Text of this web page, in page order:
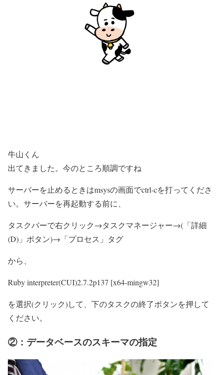
牛山くん
出てきました。今のところ順調ですね
サーバーを止めるときはmsysの画面でctrl-cを打ってくださ
い。サーバーを再起動する前に、
タスクバーで右クリック→タスクマネージャー→(「詳細
(D)」ボタン)→「プロセス」タグ
から、
Ruby interpreter(CUI)2.7.2p137 [x64-mingw32]
を選択(クリック)して、下のタスクの終了ボタンを押して
ください。
②：データベースのスキーマの指定